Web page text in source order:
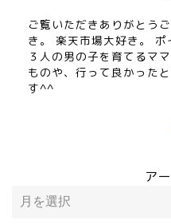
ご覧いただきありがとう
き。 楽天市場大好き。 ポ
３人の男の子を育てるマ
ものや、行って良かった
す^^
ア